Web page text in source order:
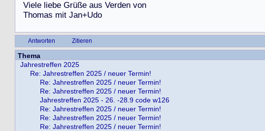
Viele liebe Grüße aus Verden von
Thomas mit Jan+Udo
Antworten Zitieren
Thema
Jahrestreffen 2025
Re: Jahrestreffen 2025 / neuer Termin!
Re: Jahrestreffen 2025 / neuer Termin!
Re: Jahrestreffen 2025 / neuer Termin!
Jahrestreffen 2025 - 26. -28.9 code w126
Re: Jahrestreffen 2025 / neuer Termin!
Re: Jahrestreffen 2025 / neuer Termin!
Re: Jahrestreffen 2025 / neuer Termin!